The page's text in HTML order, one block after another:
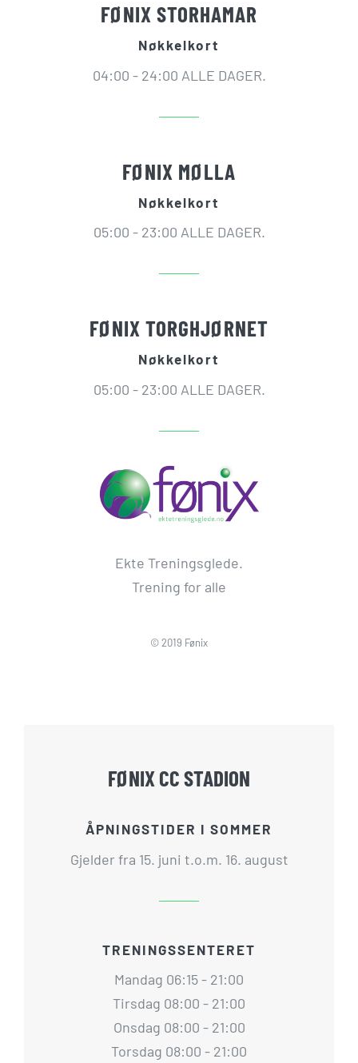
FØNIX STORHAMAR
Nøkkelkort
04:00 - 24:00 ALLE DAGER.
FØNIX MØLLA
Nøkkelkort
05:00 - 23:00 ALLE DAGER.
FØNIX TORGHJØRNET
Nøkkelkort
05:00 - 23:00 ALLE DAGER.
Ekte Treningsglede.
Trening for alle
© 2019 Fønix
FØNIX CC STADION
ÅPNINGSTIDER I SOMMER
Gjelder fra 15. juni t.o.m. 16. august
TRENINGSSENTERET
Mandag 06:15 - 21:00
Tirsdag 08:00 - 21:00
Onsdag 08:00 - 21:00
Torsdag 08:00 - 21:00